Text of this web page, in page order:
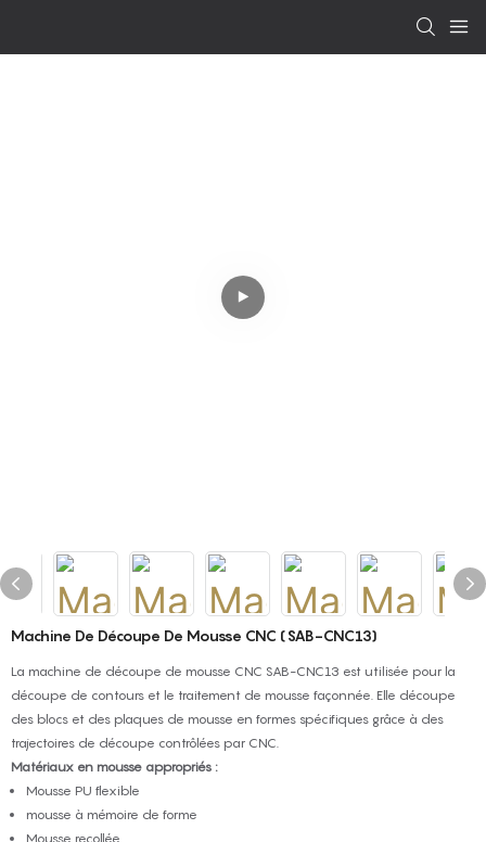
Machine De Découpe De Mousse CNC (SAB-CNC13)
La machine de découpe de mousse CNC SAB-CNC13 est utilisée pour la
découpe de contours et le traitement de mousse façonnée. Elle découpe
des blocs et des plaques de mousse en formes spécifiques grâce à des
trajectoires de découpe contrôlées par CNC.
Matériaux en mousse appropriés :
Mousse PU flexible
mousse à mémoire de forme
Mousse recollée